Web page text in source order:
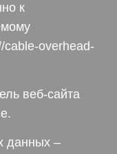
к
cable-overhead-
веб-сайта
данных –